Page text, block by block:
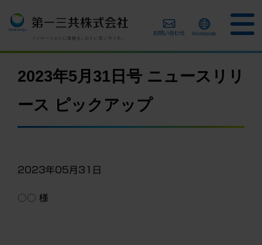
2023年5月31日号 ニュースリリ
ース ピックアップ
2023年05月31日
○○ 様